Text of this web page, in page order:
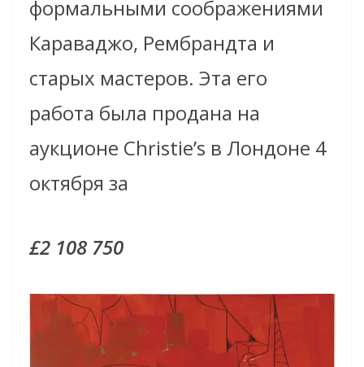
формальными соображениями
Караваджо, Рембрандта и
старых мастеров. Эта его
работа была продана на
аукционе Christie’s в Лондоне 4
октября за
£2 108 750